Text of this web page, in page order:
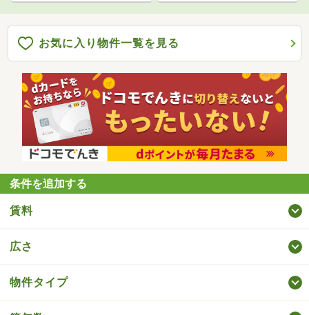
お気に入り物件一覧を見る
条件を追加する
賃料
広さ
物件タイプ